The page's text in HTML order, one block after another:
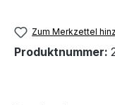
Zum Merkzettel
Produktnummer: